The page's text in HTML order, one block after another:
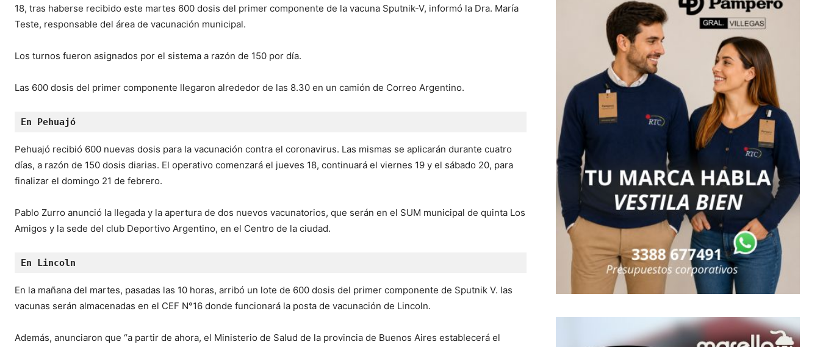
18, tras haberse recibido este martes 600 dosis del primer componente de la vacuna Sputnik-V, informó la Dra. María
Teste, responsable del área de vacunación municipal.
Los turnos fueron asignados por el sistema a razón de 150 por día.
Las 600 dosis del primer componente llegaron alrededor de las 8.30 en un camión de Correo Argentino.
En Pehuajó
Pehuajó recibió 600 nuevas dosis para la vacunación contra el coronavirus. Las mismas se aplicarán durante cuatro
días, a razón de 150 dosis diarias. El operativo comenzará el jueves 18, continuará el viernes 19 y el sábado 20, para
finalizar el domingo 21 de febrero.
Pablo Zurro anunció la llegada y la apertura de dos nuevos vacunatorios, que serán en el SUM municipal de quinta Los
Amigos y la sede del club Deportivo Argentino, en el Centro de la ciudad.
En Lincoln
En la mañana del martes, pasadas las 10 horas, arribó un lote de 600 dosis del primer componente de Sputnik V. las
vacunas serán almacenadas en el CEF N°16 donde funcionará la posta de vacunación de Lincoln.
Además, anunciaron que “a partir de ahora, el Ministerio de Salud de la provincia de Buenos Aires establecerá el